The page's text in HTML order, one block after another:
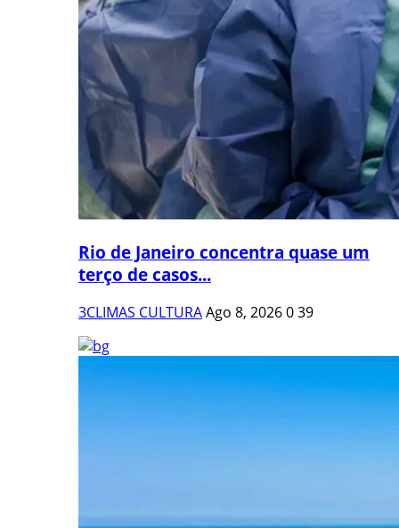
Rio de Janeiro concentra quase um
terço de casos...
3CLIMAS CULTURAAgo 8, 2026039